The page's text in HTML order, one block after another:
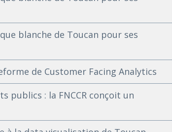
blanche de Toucan pour ses
de Customer Facing Analytics
publics : la FNCCR conçoit un